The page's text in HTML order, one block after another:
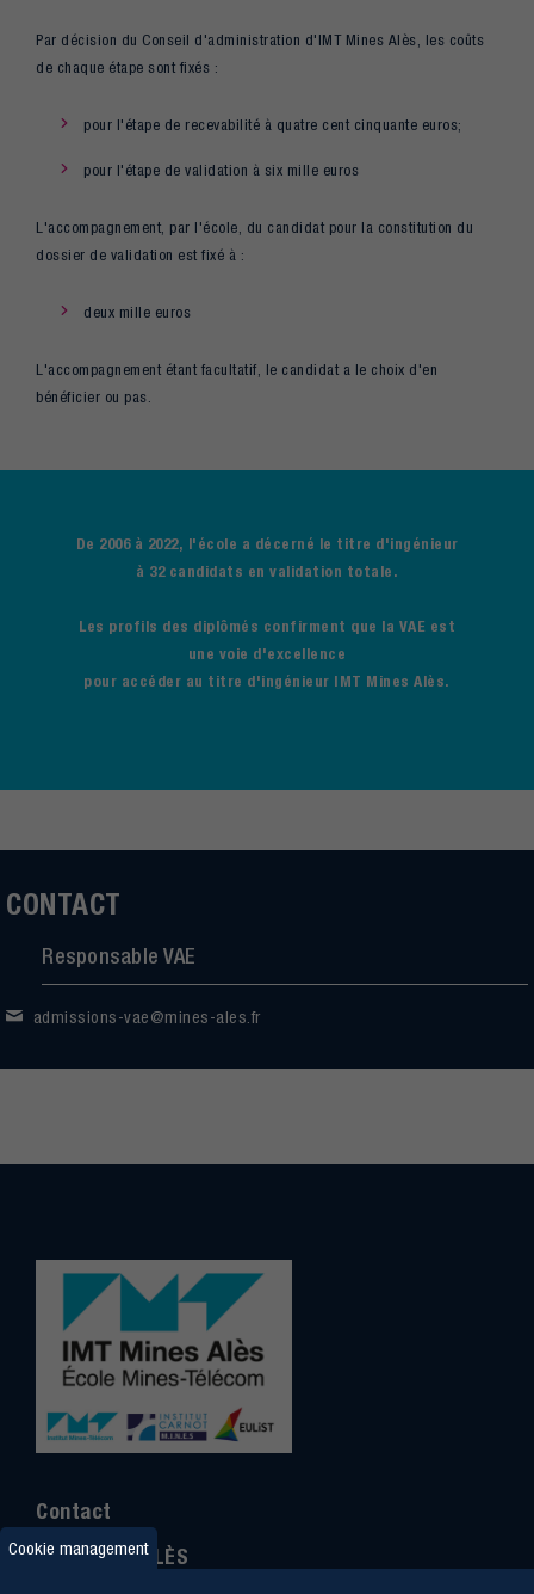
Par décision du Conseil d'administration d'IMT Mines Alès, les coûts
de chaque étape sont fixés :
pour l'étape de recevabilité à quatre cent cinquante euros;
pour l'étape de validation à six mille euros
L'accompagnement, par l'école, du candidat pour la constitution du
dossier de validation est fixé à :
deux mille euros
L'accompagnement étant facultatif, le candidat a le choix d'en
bénéficier ou pas.
De 2006 à 2022, l'école a décerné le titre d'ingénieur
à 32 candidats en validation totale.
Les profils des diplômés confirment que la VAE est
une voie d'excellence
pour accéder au titre d'ingénieur IMT Mines Alès.
CONTACT
Responsable VAE
admissions-vae@mines-ales.fr
Contact
IMT MINES ALÈS
6 Avenue de Clavières
Cookie management